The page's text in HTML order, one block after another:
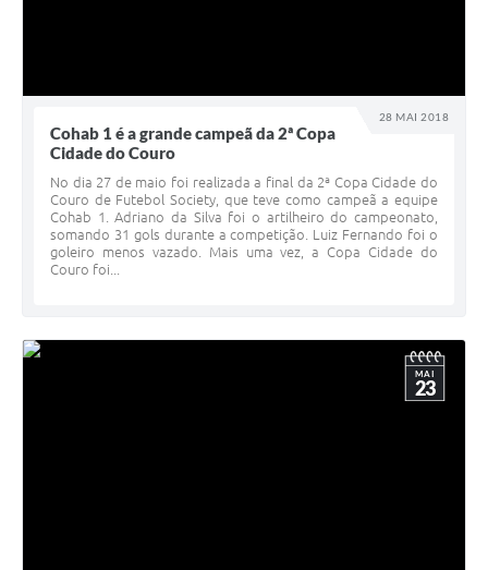
28 MAI 2018
Cohab 1 é a grande campeã da 2ª Copa
Cidade do Couro
No dia 27 de maio foi realizada a final da 2ª Copa Cidade do
Couro de Futebol Society, que teve como campeã a equipe
Cohab 1. Adriano da Silva foi o artilheiro do campeonato,
somando 31 gols durante a competição. Luiz Fernando foi o
goleiro menos vazado. Mais uma vez, a Copa Cidade do
Couro foi...
MAI
23